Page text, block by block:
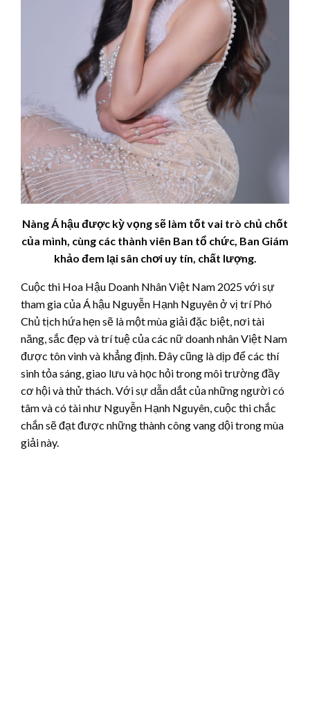
Nàng Á hậu được kỳ vọng sẽ làm tốt vai trò chủ chốt
của mình, cùng các thành viên Ban tổ chức, Ban Giám
khảo đem lại sân chơi uy tín, chất lượng.
Cuộc thi Hoa Hậu Doanh Nhân Việt Nam 2025 với sự
tham gia của Á hậu Nguyễn Hạnh Nguyên ở vị trí Phó
Chủ tịch hứa hẹn sẽ là một mùa giải đặc biệt, nơi tài
năng, sắc đẹp và trí tuệ của các nữ doanh nhân Việt Nam
được tôn vinh và khẳng định. Đây cũng là dịp để các thí
sinh tỏa sáng, giao lưu và học hỏi trong môi trường đầy
cơ hội và thử thách. Với sự dẫn dắt của những người có
tâm và có tài như Nguyễn Hạnh Nguyên, cuộc thi chắc
chắn sẽ đạt được những thành công vang dội trong mùa
giải này.